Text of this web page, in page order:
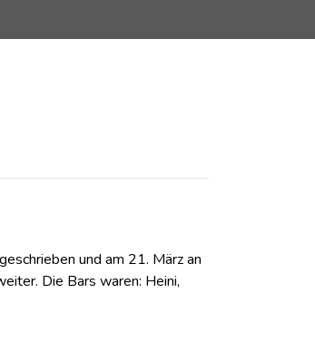
und am 21. März an
Die Bars waren: Heini,